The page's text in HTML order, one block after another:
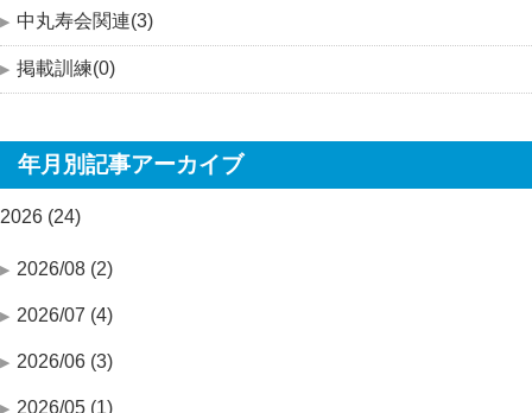
中丸寿会関連(3)
掲載訓練(0)
年月別記事アーカイブ
2026 (24)
2026/08 (2)
2026/07 (4)
2026/06 (3)
2026/05 (1)